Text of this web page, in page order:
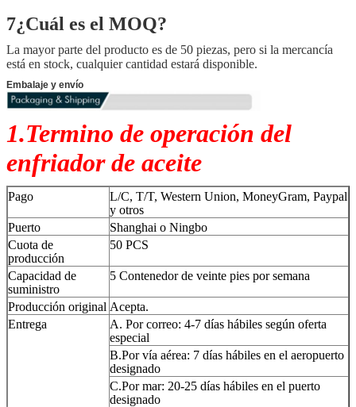
7¿Cuál es el MOQ?
La mayor parte del producto es de 50 piezas, pero si la mercancía
está en stock, cualquier cantidad estará disponible.
Embalaje y envío
1.Termino de operación del
enfriador de aceite
Pago
L/C, T/T, Western Union, MoneyGram, Paypal
y otros
Puerto
Shanghai o Ningbo
Cuota de
producción
50 PCS
Capacidad de
suministro
5 Contenedor de veinte pies por semana
Producción original Acepta.
Entrega
A. Por correo: 4-7 días hábiles según oferta
especial
B.Por vía aérea: 7 días hábiles en el aeropuerto
designado
C.Por mar: 20-25 días hábiles en el puerto
designado